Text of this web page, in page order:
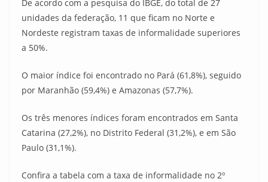
De acordo com a pesquisa do IBGE, do total de 27
unidades da federação, 11 que ficam no Norte e
Nordeste registram taxas de informalidade superiores
a 50%.
O maior índice foi encontrado no Pará (61,8%), seguido
por Maranhão (59,4%) e Amazonas (57,7%).
Os três menores índices foram encontrados em Santa
Catarina (27,2%), no Distrito Federal (31,2%), e em São
Paulo (31,1%).
Confira a tabela com a taxa de informalidade no 2º